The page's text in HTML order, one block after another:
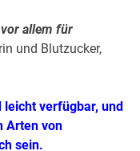
allem für
und Blutzucker,
verfügbar, und
Arten von
sein.